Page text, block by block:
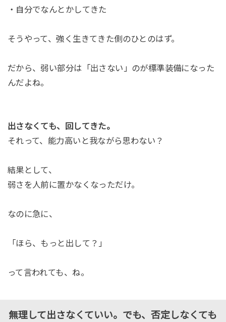
・自分でなんとかしてきた
そうやって、強く生きてきた側のひとのはず。
だから、弱い部分は「出さない」のが標準装備になった
んだよね。
出さなくても、回してきた。
それって、能力高いと我ながら思わない？
結果として、
弱さを人前に置かなくなっただけ。
なのに急に、
「ほら、もっと出して？」
って言われても、ね。
無理して出さなくていい。でも、否定しなくても